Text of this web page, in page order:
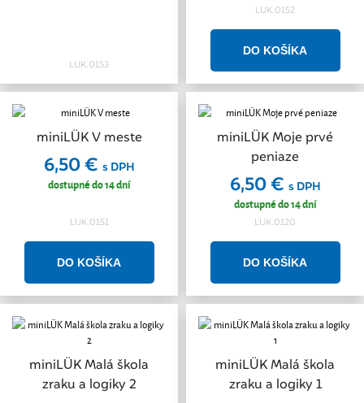
LUK.0153
LUK.0152
miniLÜK V meste
6,50 € s DPH
dostupné do 14 dní
LUK.0151
miniLÜK Moje prvé
peniaze
6,50 € s DPH
dostupné do 14 dní
LUK.0120
miniLÜK Malá škola
zraku a logiky 2
miniLÜK Malá škola
zraku a logiky 1